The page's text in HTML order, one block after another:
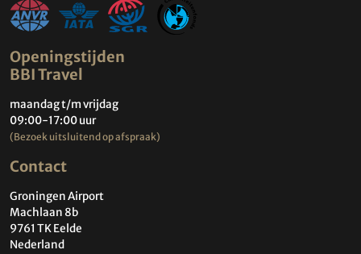
Openingstijden
BBI Travel
maandag t/m vrijdag
09:00-17:00 uur
(Bezoek uitsluitend op afspraak)
Contact
Groningen Airport
Machlaan 8b
9761 TK Eelde
Nederland